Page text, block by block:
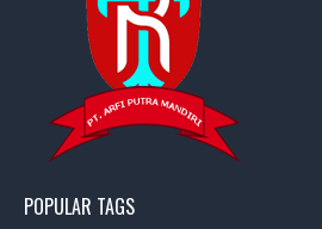
POPULAR TAGS